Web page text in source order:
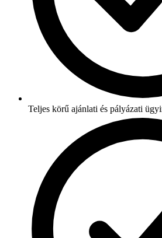
Teljes körű ajánlati és pályázati